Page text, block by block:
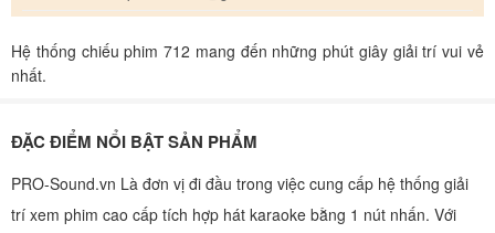
Hệ thống chiếu phim 712 mang đến những phút giây giải trí vui vẻ
nhất.
ĐẶC ĐIỂM NỔI BẬT SẢN PHẨM
PRO-Sound.vn Là đơn vị đi đầu trong việc cung cấp hệ thống giải
trí xem phim cao cấp tích hợp hát karaoke bằng 1 nút nhấn. Với